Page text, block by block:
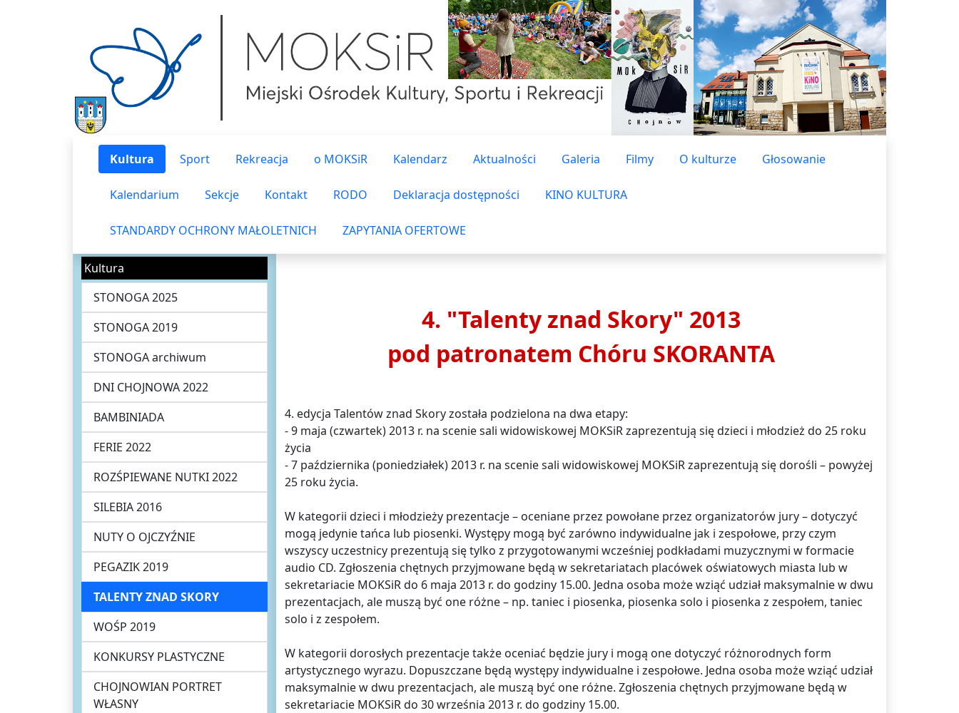
Kultura Sport Rekreacja o MOKSiR Kalendarz Aktualności Galeria Filmy O kulturze Głosowanie
Kalendarium Sekcje Kontakt RODO Deklaracja dostępności KINO KULTURA
STANDARDY OCHRONY MAŁOLETNICH ZAPYTANIA OFERTOWE
Kultura
STONOGA 2025
STONOGA 2019
STONOGA archiwum
DNI CHOJNOWA 2022
BAMBINIADA
FERIE 2022
ROZŚPIEWANE NUTKI 2022
SILEBIA 2016
NUTY O OJCZYŹNIE
PEGAZIK 2019
TALENTY ZNAD SKORY
WOŚP 2019
KONKURSY PLASTYCZNE
CHOJNOWIAN PORTRET
WŁASNY
4. "Talenty znad Skory" 2013
pod patronatem Chóru SKORANTA
4. edycja Talentów znad Skory została podzielona na dwa etapy:
- 9 maja (czwartek) 2013 r. na scenie sali widowiskowej MOKSiR zaprezentują się dzieci i młodzież do 25 roku
życia
- 7 października (poniedziałek) 2013 r. na scenie sali widowiskowej MOKSiR zaprezentują się dorośli – powyżej
25 roku życia.
W kategorii dzieci i młodzieży prezentacje – oceniane przez powołane przez organizatorów jury – dotyczyć
mogą jedynie tańca lub piosenki. Występy mogą być zarówno indywidualne jak i zespołowe, przy czym
wszyscy uczestnicy prezentują się tylko z przygotowanymi wcześniej podkładami muzycznymi w formacie
audio CD. Zgłoszenia chętnych przyjmowane będą w sekretariatach placówek oświatowych miasta lub w
sekretariacie MOKSiR do 6 maja 2013 r. do godziny 15.00. Jedna osoba może wziąć udział maksymalnie w dwu
prezentacjach, ale muszą być one różne – np. taniec i piosenka, piosenka solo i piosenka z zespołem, taniec
solo i z zespołem.
W kategorii dorosłych prezentacje także oceniać będzie jury i mogą one dotyczyć różnorodnych form
artystycznego wyrazu. Dopuszczane będą występy indywidualne i zespołowe. Jedna osoba może wziąć udział
maksymalnie w dwu prezentacjach, ale muszą być one różne. Zgłoszenia chętnych przyjmowane będą w
sekretariacie MOKSiR do 30 września 2013 r. do godziny 15.00.